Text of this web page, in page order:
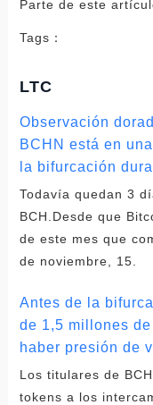
Parte de este
Tags：
LTC
Observación
BCHN está en
la bifurcación
Todavía quedan 3
BCH.Desde que
de este mes que
de noviembre, 15.
Antes de la
de 1,5 millones
haber presión de
Los titulares de
tokens a los